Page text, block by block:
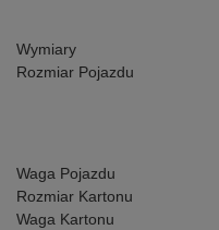
Wymiary
Rozmiar Pojazdu
Waga Pojazdu
Rozmiar Kartonu
Waga Kartonu